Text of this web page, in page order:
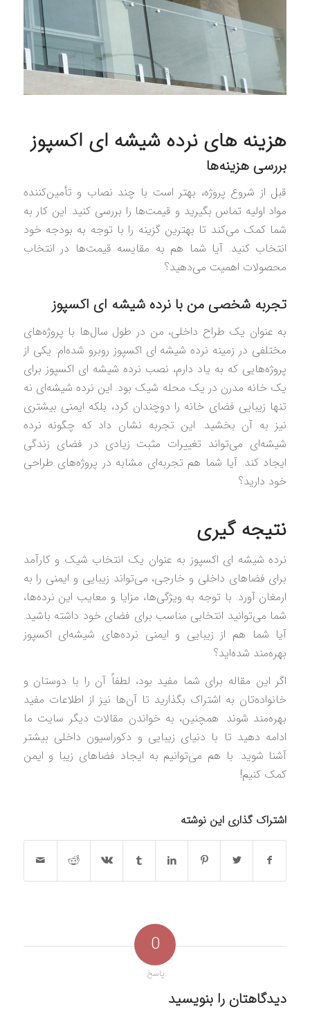
هزینه‌ های نرده شیشه ای اکسپوز
بررسی هزینه‌ها
قبل از شروع پروژه، بهتر است با چند نصاب و تأمین‌کننده
مواد اولیه تماس بگیرید و قیمت‌ها را بررسی کنید. این کار به
شما کمک می‌کند تا بهترین گزینه را با توجه به بودجه خود
انتخاب کنید. آیا شما هم به مقایسه قیمت‌ها در انتخاب
محصولات اهمیت می‌دهید؟
تجربه شخصی من با نرده شیشه ای اکسپوز
به عنوان یک طراح داخلی، من در طول سال‌ها با پروژه‌های
مختلفی در زمینه نرده شیشه ای اکسپوز روبرو شده‌ام. یکی از
پروژه‌هایی که به یاد دارم، نصب نرده شیشه ای اکسپوز برای
یک خانه مدرن در یک محله شیک بود. این نرده شیشه‌ای نه
تنها زیبایی فضای خانه را دوچندان کرد، بلکه ایمنی بیشتری
نیز به آن بخشید. این تجربه نشان داد که چگونه نرده
شیشه‌ای می‌تواند تغییرات مثبت زیادی در فضای زندگی
ایجاد کند. آیا شما هم تجربه‌ای مشابه در پروژه‌های طراحی
خود دارید؟
نتیجه‌ گیری
نرده شیشه ای اکسپوز به عنوان یک انتخاب شیک و کارآمد
برای فضاهای داخلی و خارجی، می‌تواند زیبایی و ایمنی را به
ارمغان آورد. با توجه به ویژگی‌ها، مزایا و معایب این نرده‌ها،
شما می‌توانید انتخابی مناسب برای فضای خود داشته باشید.
آیا شما هم از زیبایی و ایمنی نرده‌های شیشه‌ای اکسپوز
بهره‌مند شده‌اید؟
اگر این مقاله برای شما مفید بود، لطفاً آن را با دوستان و
خانواده‌تان به اشتراک بگذارید تا آن‌ها نیز از اطلاعات مفید
بهره‌مند شوند. همچنین، به خواندن مقالات دیگر سایت ما
ادامه دهید تا با دنیای زیبایی و دکوراسیون داخلی بیشتر
آشنا شوید. با هم می‌توانیم به ایجاد فضاهای زیبا و ایمن
کمک کنیم!
اشتراک گذاری این نوشته
0
پاسخ
دیدگاهتان را بنویسید